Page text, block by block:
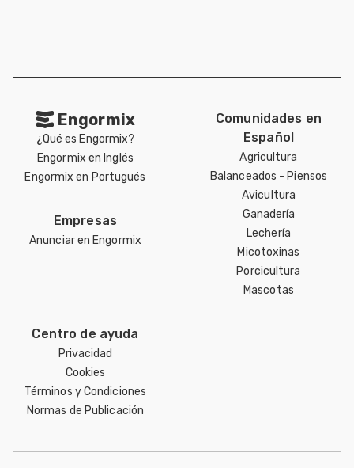
Engormix
¿Qué es Engormix?
Engormix en Inglés
Engormix en Portugués
Empresas
Anunciar en Engormix
Comunidades en
Español
Agricultura
Balanceados - Piensos
Avicultura
Ganadería
Lechería
Micotoxinas
Porcicultura
Mascotas
Centro de ayuda
Privacidad
Cookies
Términos y Condiciones
Normas de Publicación